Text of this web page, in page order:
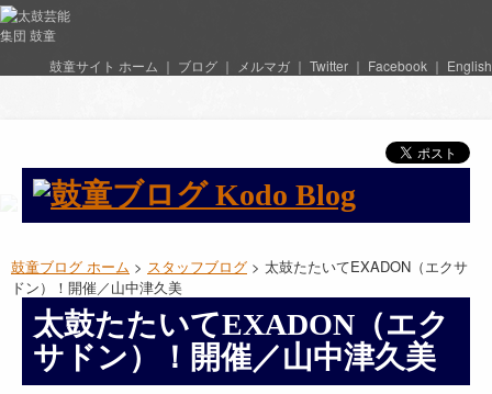
鼓童サイト ホーム ｜ ブログ ｜ メルマガ ｜ Twitter ｜ Facebook ｜ English
鼓童ブログ ホーム > スタッフブログ > 太鼓たたいてEXADON（エクサ
ドン）！開催／山中津久美
太鼓たたいてEXADON（エク
サドン）！開催／山中津久美